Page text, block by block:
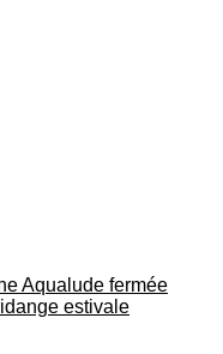
Aqualude fermée
estivale